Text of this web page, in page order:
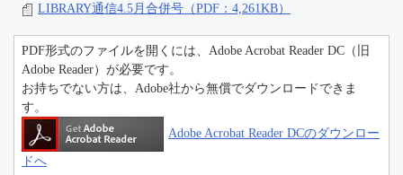
LIBRARY通信4.5月合併号（PDF：4,261KB）
PDF形式のファイルを開くには、Adobe Acrobat Reader DC（旧
Adobe Reader）が必要です。
お持ちでない方は、Adobe社から無償でダウンロードできま
す。
Adobe Acrobat Reader DCのダウンロー
ドへ